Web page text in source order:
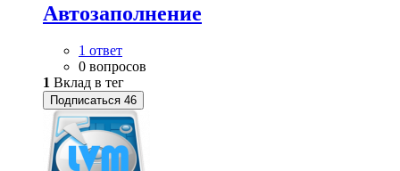
Автозаполнение
1 ответ
0 вопросов
1 Вклад в тег
Подписаться 46